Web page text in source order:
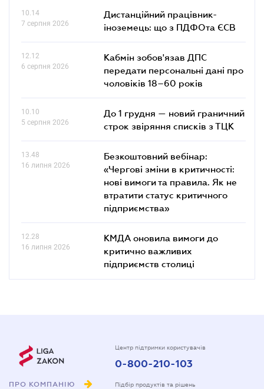
10.14
7 серпня 2026
Дистанційний працівник-
іноземець: що з ПДФОта ЄСВ
12.12
6 серпня 2026
Кабмін зобов'язав ДПС
передати персональні дані про
чоловіків 18–60 років
10.10
5 серпня 2026
До 1 грудня — новий граничний
строк звіряння списків з ТЦК
13.48
16 липня 2026
Безкоштовний вебінар:
«Чергові зміни в критичності:
нові вимоги та правила. Як не
втратити статус критичного
підприємства»
12.28
16 липня 2026
КМДА оновила вимоги до
критично важливих
підприємств столиці
ПРО КОМПАНІЮ
Центр підтримки користувачів
0-800-210-103
Підбір продуктів та рішень